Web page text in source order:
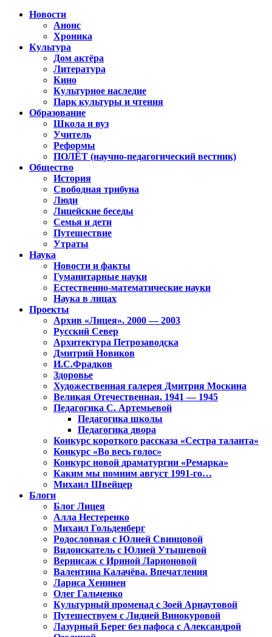
Новости
Анонс
Хроника
Культура
Дом актёра
Литература
Кино
Культурное наследие
Парк культуры и чтения
Образование
Школа и вуз
Учитель
Реформы
ПОЛЁТ (научно-педагогический вестник)
Общество
История
Свободная трибуна
Люди
Лицейские беседы
Семья и дети
Путешествие
Утраты
Наука
Новости и факты
Гуманитарные науки
Естественно-математические науки
Наука в лицах
Проекты
Архив «Лицея». 2000 — 2003
Русский Север
Архитектура Петрозаводска
Дмитрий Новиков
И.С.Фрадков
Здоровье
Художественная галерея Дмитрия Москина
Великая Отечественная. 1941 — 1945
Педагогика С. Артемьевой
Педагогика школы
Педагогика двора
Конкурс короткого рассказа «Сестра таланта»
Конкурс «Во весь голос»
Конкурс новой драматургии «Ремарка»
Каким мы помним август 1991-го…
Михаил Швейцер
Блоги
Блог Лицея
Алла Нестеренко
Михаил Гольденберг
Родословная с Юлией Свинцовой
Видоискатель с Юлией Утышевой
Вернисаж с Ириной Ларионовой
Валентина Калачёва. Впечатления
Лариса Хенинен
Олег Гальченко
Культурный променад с Зоей Арнаутовой
Путешествуем с Лидией Винокуровой
Лазурный Берег без пафоса с Александрой